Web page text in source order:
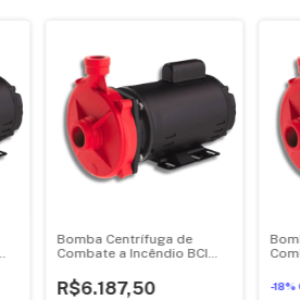
Bomba Centrífuga de
Combate a Incêndio BCI
Hercules
R$6.187,50 -18%